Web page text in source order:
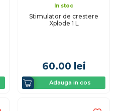
In stoc
Stimulator de crestere
Xplode 1 L
60.00 lei
Adauga in cos